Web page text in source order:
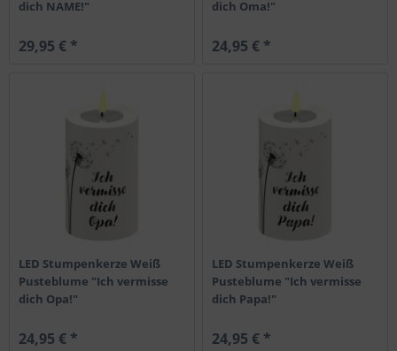
dich NAME!"
29,95 € *
dich Oma!"
24,95 € *
LED Stumpenkerze Weiß
Pusteblume "Ich vermisse
dich Opa!"
24,95 € *
LED Stumpenkerze Weiß
Pusteblume "Ich vermisse
dich Papa!"
24,95 € *